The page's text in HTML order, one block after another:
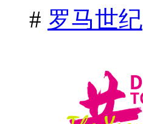
# 罗马世纪